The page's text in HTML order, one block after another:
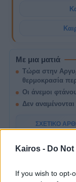
Kairos - Do
If you wish to opt-
Με μια ματιά
Τώρα στην
θερμοκρασία
Οι άνεμοι
Δεν
A
ΣΧΕΤΙΚΌ
Ήπιο
Καιρός